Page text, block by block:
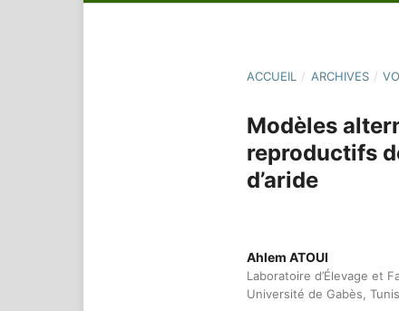
ACCUEIL / ARCHIVES /
Modèles
reproductifs
d’aride
Ahlem ATOUI
Laboratoire d’Élevage et
Université de Gabès,